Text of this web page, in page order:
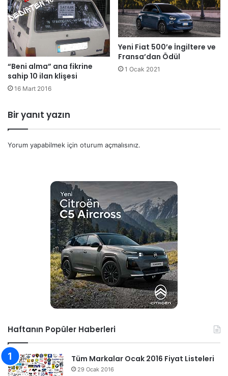
“Beni alma” ana fikrine
sahip 10 ilan klişesi
16 Mart 2016
Yeni Fiat 500’e İngiltere ve
Fransa’dan Ödül
1 Ocak 2021
Bir yanıt yazın
Yorum yapabilmek için oturum açmalısınız.
Haftanın Popüler Haberleri
Tüm Markalar Ocak 2016 Fiyat Listeleri
29 Ocak 2016